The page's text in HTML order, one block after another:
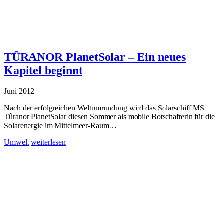
TÛRANOR PlanetSolar – Ein neues
Kapitel beginnt
Juni 2012
Nach der erfolgreichen Weltumrundung wird das Solarschiff MS
Tûranor PlanetSolar diesen Sommer als mobile Botschafterin für die
Solarenergie im Mittelmeer-Raum…
Umwelt weiterlesen